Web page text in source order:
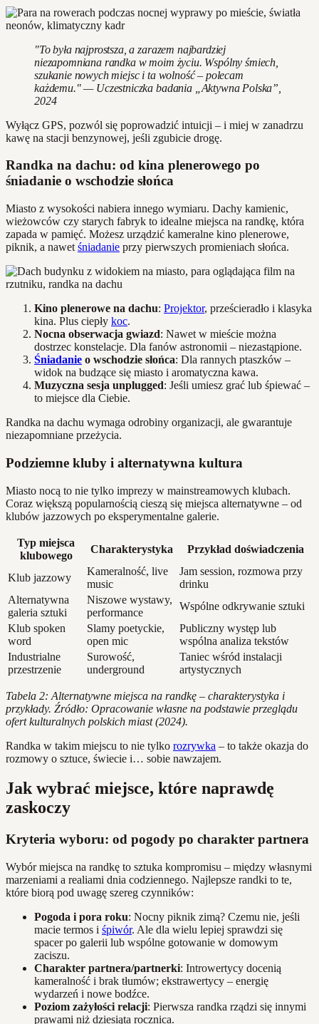
"To była najprostsza, a zarazem najbardziej
niezapomniana randka w moim życiu. Wspólny śmiech,
szukanie nowych miejsc i ta wolność – polecam
każdemu." — Uczestniczka badania „Aktywna Polska”,
2024
Wyłącz GPS, pozwól się poprowadzić intuicji – i miej w zanadrzu
kawę na stacji benzynowej, jeśli zgubicie drogę.
Randka na dachu: od kina plenerowego po
śniadanie o wschodzie słońca
Miasto z wysokości nabiera innego wymiaru. Dachy kamienic,
wieżowców czy starych fabryk to idealne miejsca na randkę, która
zapada w pamięć. Możesz urządzić kameralne kino plenerowe,
piknik, a nawet śniadanie przy pierwszych promieniach słońca.
Kino plenerowe na dachu: Projektor, prześcieradło i klasyka
kina. Plus ciepły koc.
Nocna obserwacja gwiazd: Nawet w mieście można
dostrzec konstelacje. Dla fanów astronomii – niezastąpione.
Śniadanie o wschodzie słońca: Dla rannych ptaszków –
widok na budzące się miasto i aromatyczna kawa.
Muzyczna sesja unplugged: Jeśli umiesz grać lub śpiewać –
to miejsce dla Ciebie.
Randka na dachu wymaga odrobiny organizacji, ale gwarantuje
niezapomniane przeżycia.
Podziemne kluby i alternatywna kultura
Miasto nocą to nie tylko imprezy w mainstreamowych klubach.
Coraz większą popularnością cieszą się miejsca alternatywne – od
klubów jazzowych po eksperymentalne galerie.
Typ miejsca
klubowego
Charakterystyka Przykład doświadczenia
Klub jazzowy
Kameralność, live
music
Jam session, rozmowa przy
drinku
Alternatywna
galeria sztuki
Niszowe wystawy,
performance
Wspólne odkrywanie sztuki
Klub spoken
word
Slamy poetyckie,
open mic
Publiczny występ lub
wspólna analiza tekstów
Industrialne
przestrzenie
Surowość,
underground
Taniec wśród instalacji
artystycznych
Tabela 2: Alternatywne miejsca na randkę – charakterystyka i
przykłady. Źródło: Opracowanie własne na podstawie przeglądu
ofert kulturalnych polskich miast (2024).
Randka w takim miejscu to nie tylko rozrywka – to także okazja do
rozmowy o sztuce, świecie i… sobie nawzajem.
Jak wybrać miejsce, które naprawdę
zaskoczy
Kryteria wyboru: od pogody po charakter partnera
Wybór miejsca na randkę to sztuka kompromisu – między własnymi
marzeniami a realiami dnia codziennego. Najlepsze randki to te,
które biorą pod uwagę szereg czynników:
Pogoda i pora roku: Nocny piknik zimą? Czemu nie, jeśli
macie termos i śpiwór. Ale dla wielu lepiej sprawdzi się
spacer po galerii lub wspólne gotowanie w domowym
zaciszu.
Charakter partnera/partnerki: Introwertycy docenią
kameralność i brak tłumów; ekstrawertycy – energię
wydarzeń i nowe bodźce.
Poziom zażyłości relacji: Pierwsza randka rządzi się innymi
prawami niż dziesiąta rocznica.